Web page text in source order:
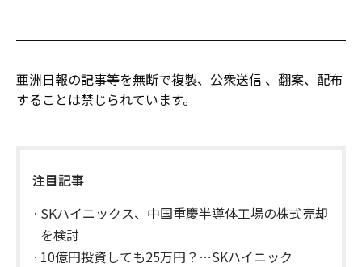
亜洲日報の記事等を無断で複製、公衆送信 、翻案、配布
することは禁じられています。
注目記事
SKハイニックス、中国重慶半導体工場の株式売却
を検討
10億円投資しても25万円？…SKハイニック